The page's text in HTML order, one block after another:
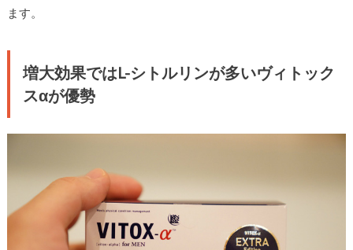
ます。
増大効果ではL-シトルリンが多いヴィトック
スαが優勢